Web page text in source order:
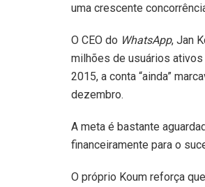
uma crescente
O CEO do WhatsApp, Jan
milhões de usuários ativos
2015, a conta “ainda”
dezembro.
A meta é bastante
financeiramente para o
O próprio Koum reforça